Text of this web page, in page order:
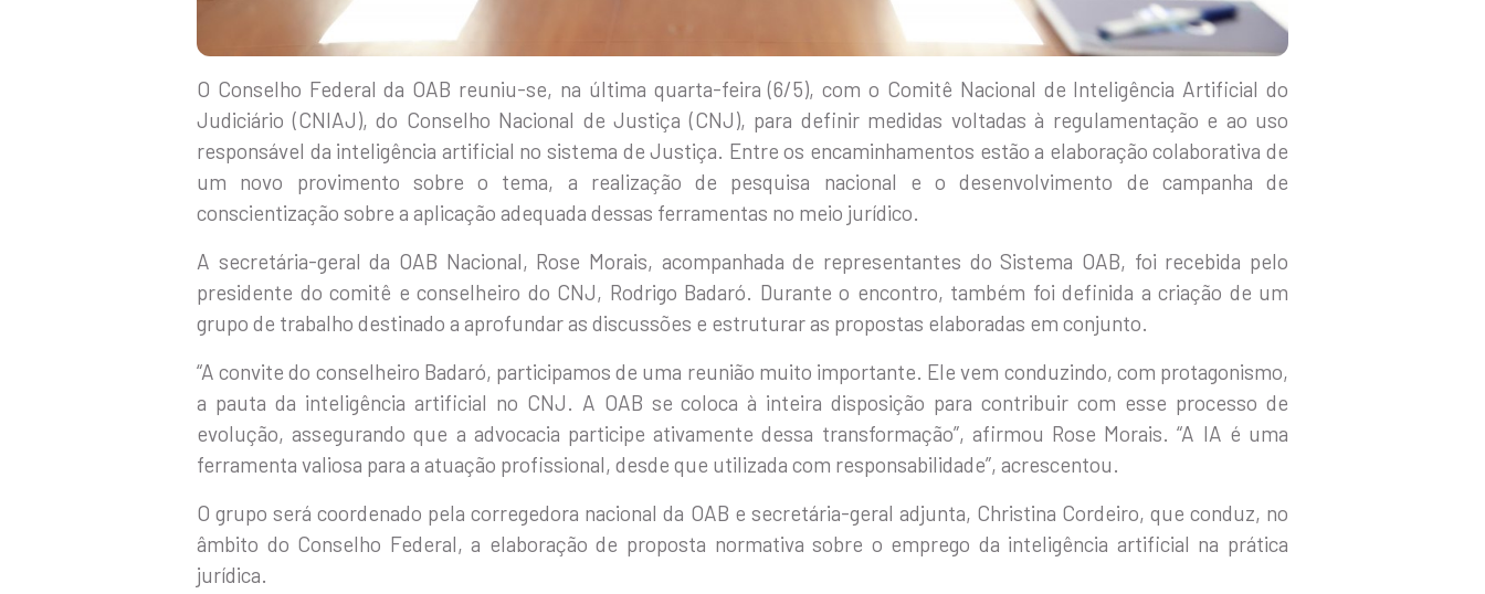
O Conselho Federal da OAB reuniu-se, na última quarta-feira (6/5), com o Comitê Nacional de Inteligência Artificial do
Judiciário (CNIAJ), do Conselho Nacional de Justiça (CNJ), para definir medidas voltadas à regulamentação e ao uso
responsável da inteligência artificial no sistema de Justiça. Entre os encaminhamentos estão a elaboração colaborativa de
um novo provimento sobre o tema, a realização de pesquisa nacional e o desenvolvimento de campanha de
conscientização sobre a aplicação adequada dessas ferramentas no meio jurídico.
A secretária-geral da OAB Nacional, Rose Morais, acompanhada de representantes do Sistema OAB, foi recebida pelo
presidente do comitê e conselheiro do CNJ, Rodrigo Badaró. Durante o encontro, também foi definida a criação de um
grupo de trabalho destinado a aprofundar as discussões e estruturar as propostas elaboradas em conjunto.
“A convite do conselheiro Badaró, participamos de uma reunião muito importante. Ele vem conduzindo, com protagonismo,
a pauta da inteligência artificial no CNJ. A OAB se coloca à inteira disposição para contribuir com esse processo de
evolução, assegurando que a advocacia participe ativamente dessa transformação”, afirmou Rose Morais. “A IA é uma
ferramenta valiosa para a atuação profissional, desde que utilizada com responsabilidade”, acrescentou.
O grupo será coordenado pela corregedora nacional da OAB e secretária-geral adjunta, Christina Cordeiro, que conduz, no
âmbito do Conselho Federal, a elaboração de proposta normativa sobre o emprego da inteligência artificial na prática
jurídica.